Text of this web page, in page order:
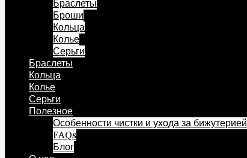
Браслеты
Броши
Кольца
Колье
Серьги
Браслеты
Кольца
Колье
Серьги
Полезное
Особенности чистки и ухода за бижутерией
FAQs
Блог